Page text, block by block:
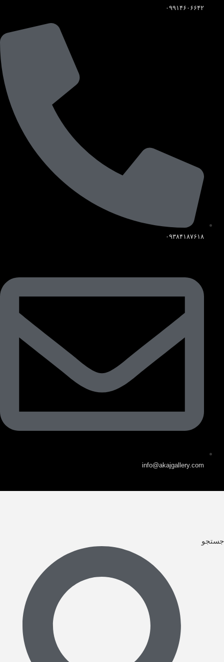
۰۹۹۱۴۶۰۶۶۴۲
۰۹۳۸۴۱۸۷۶۱۸
info@akajgallery.com
جستجو